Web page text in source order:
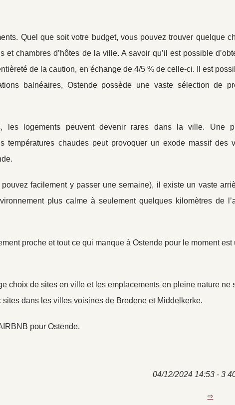
Quel que soit votre budget, vous pouvez trouver quelque
chambres d’hôtes de la ville. A savoir qu’il est possible
de la caution, en échange de 4/5 % de celle-ci. Il est
balnéaires, Ostende possède une vaste sélection de
logements peuvent devenir rares dans la ville. Une
températures chaudes peut provoquer un exode massif des
facilement y passer une semaine), il existe un vaste
plus calme à seulement quelques kilomètres de
proche et tout ce qui manque à Ostende pour le moment est
choix de sites en ville et les emplacements en pleine nature ne
dans les villes voisines de Bredene et Middelkerke.
pour Ostende.
04/12/2024 14:53 - 3